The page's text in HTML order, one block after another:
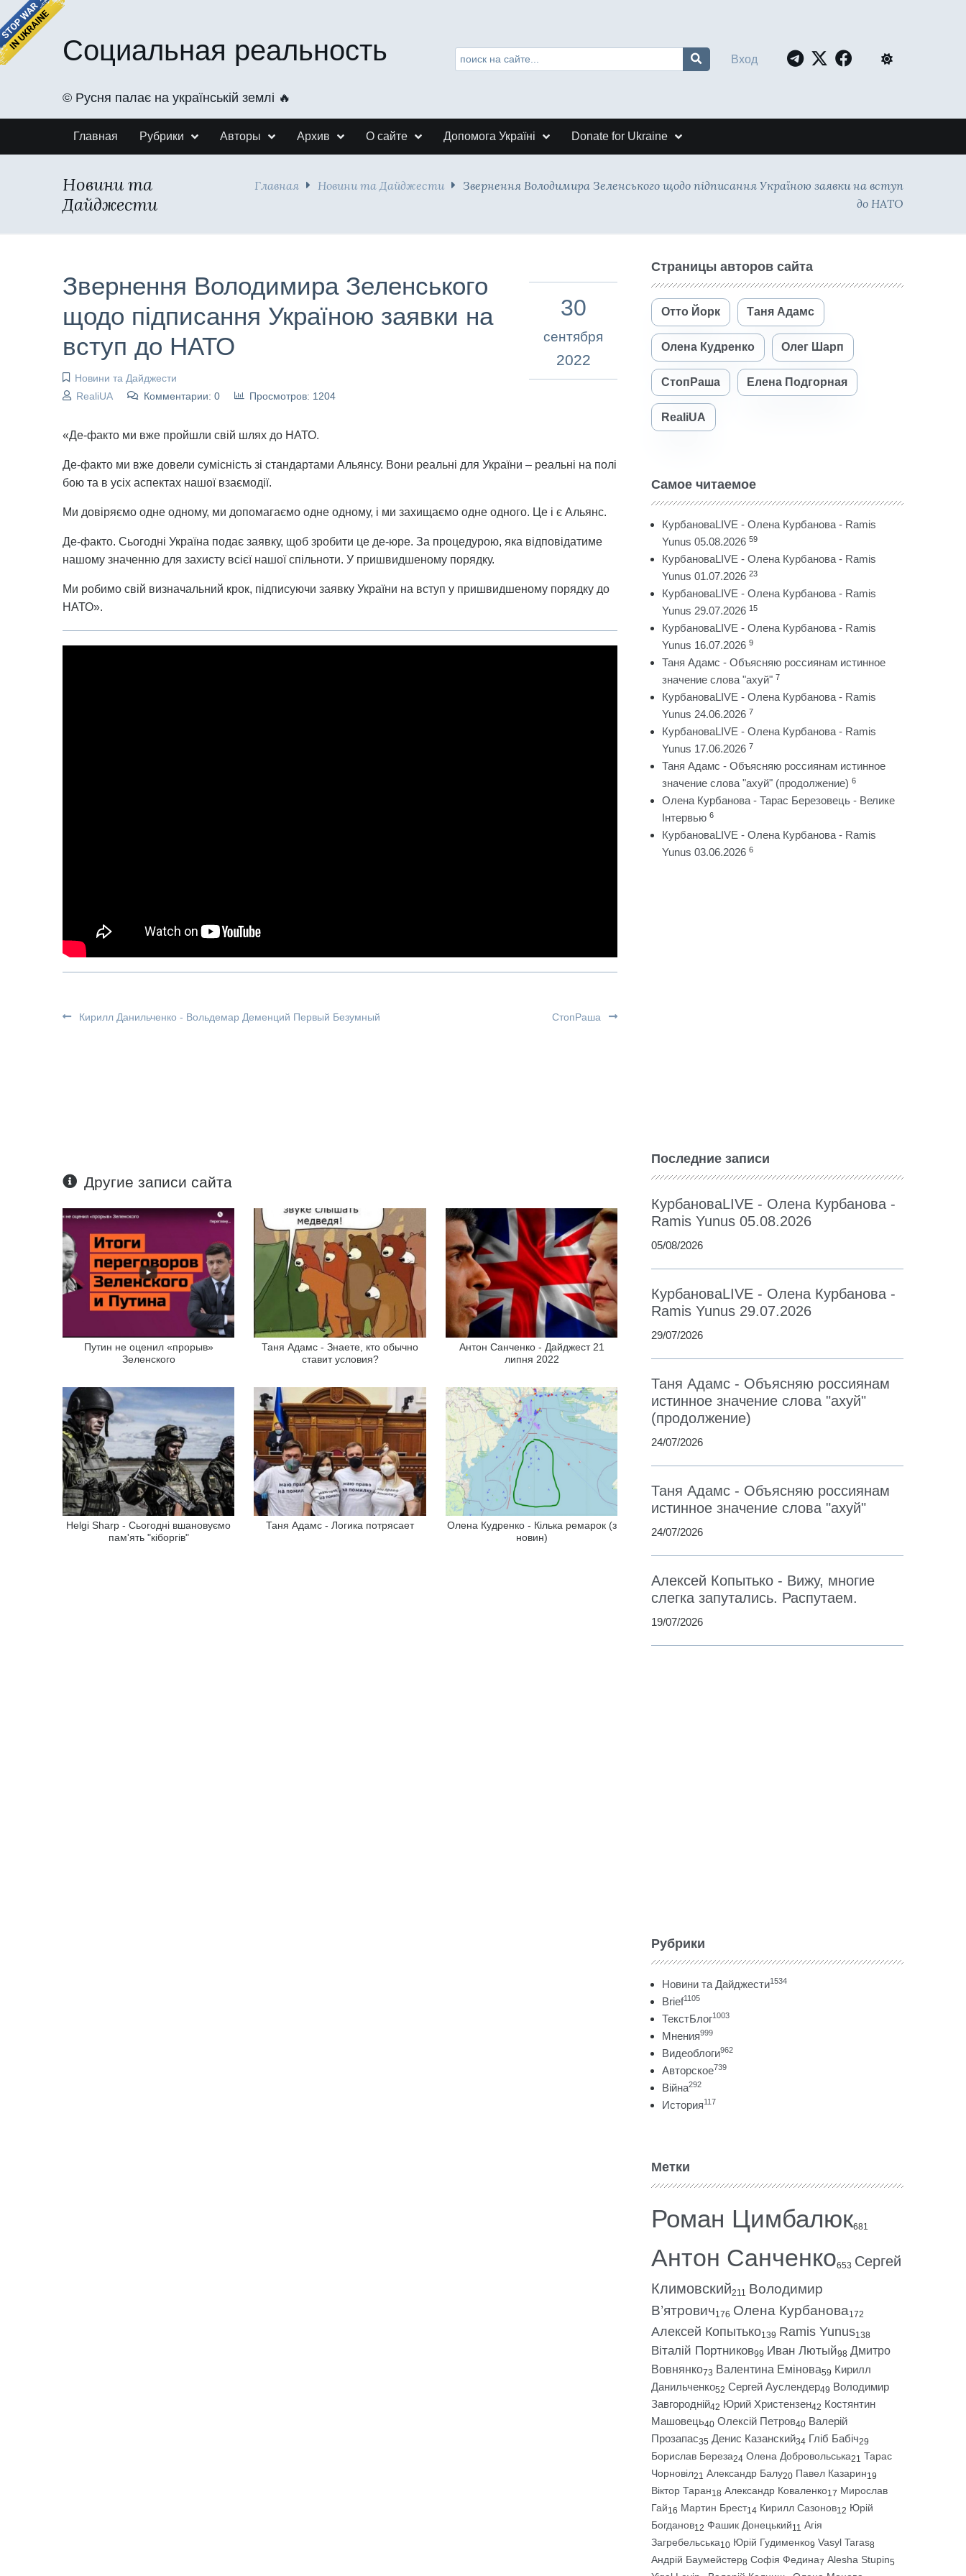
Социальная реальность
©️ Русня палає на українській землі 🔥
Вход
Главная Рубрики Авторы Архив О сайте Допомога Україні Donate for Ukraine
Новини та
Дайджести
Главная Новини та Дайджести
Звернення Володимира Зеленського щодо підписання Україною заявки на вступ
до НАТО
Звернення Володимира Зеленського
щодо підписання Україною заявки на
вступ до НАТО
Новини та Дайджести
RealiUA
Комментарии: 0 Просмотров: 1204
30
сентября
2022
«Де-факто ми вже пройшли свій шлях до НАТО.
Де-факто ми вже довели сумісність зі стандартами Альянсу. Вони реальні для України – реальні на полі
бою та в усіх аспектах нашої взаємодії.
Ми довіряємо одне одному, ми допомагаємо одне одному, і ми захищаємо одне одного. Це і є Альянс.
Де-факто. Сьогодні Україна подає заявку, щоб зробити це де-юре. За процедурою, яка відповідатиме
нашому значенню для захисту всієї нашої спільноти. У пришвидшеному порядку.
Ми робимо свій визначальний крок, підписуючи заявку України на вступ у пришвидшеному порядку до
НАТО».
Кирилл Данильченко - Вольдемар Деменций Первый Безумный СтопРаша
Другие записи сайта
Путин не оценил «прорыв»
Зеленского
Таня Адамс - Знаете, кто обычно
ставит условия?
Антон Санченко - Дайджест 21
липня 2022
Helgi Sharp - Сьогодні вшановуємо
пам'ять "кіборгів"
Таня Адамс - Логика потрясает
Олена Кудренко - Кілька ремарок (з
новин)
Страницы авторов сайта
Отто Йорк Таня Адамс
Олена Кудренко Олег Шарп
СтопРаша Елена Подгорная
RealiUA
Самое читаемое
КурбановаLIVE - Олена Курбанова - Ramis
Yunus 05.08.2026 59
КурбановаLIVE - Олена Курбанова - Ramis
Yunus 01.07.2026 23
КурбановаLIVE - Олена Курбанова - Ramis
Yunus 29.07.2026 15
КурбановаLIVE - Олена Курбанова - Ramis
Yunus 16.07.2026 9
Таня Адамс - Объясняю россиянам истинное
значение слова "ахуй" 7
КурбановаLIVE - Олена Курбанова - Ramis
Yunus 24.06.2026 7
КурбановаLIVE - Олена Курбанова - Ramis
Yunus 17.06.2026 7
Таня Адамс - Объясняю россиянам истинное
значение слова "ахуй" (продолжение) 6
Олена Курбанова - Тарас Березовець - Велике
Інтервью 6
КурбановаLIVE - Олена Курбанова - Ramis
Yunus 03.06.2026 6
Последние записи
КурбановаLIVE - Олена Курбанова -
Ramis Yunus 05.08.2026
05/08/2026
КурбановаLIVE - Олена Курбанова -
Ramis Yunus 29.07.2026
29/07/2026
Таня Адамс - Объясняю россиянам
истинное значение слова "ахуй"
(продолжение)
24/07/2026
Таня Адамс - Объясняю россиянам
истинное значение слова "ахуй"
24/07/2026
Алексей Копытько - Вижу, многие
слегка запутались. Распутаем.
19/07/2026
Рубрики
Новини та Дайджести1534
Brief1105
ТекстБлог1003
Мнения999
Видеоблоги962
Авторское739
Війна292
История117
Метки
Роман Цимбалюк681
Антон Санченко653 Сергей
Климовский211 Володимир
В’ятрович176 Олена Курбанова172
Алексей Копытько139 Ramis Yunus138
Віталій Портников99 Иван Лютый98 Дмитро
Вовнянко73 Валентина Емінова59 Кирилл
Данильченко52 Сергей Ауслендер49 Володимир
Завгородній42 Юрий Христензен42 Костянтин
Машовець40 Олексій Петров40 Валерій
Прозапас35 Денис Казанский34 Гліб Бабіч29
Борислав Береза24 Олена Добровольська21 Тарас
Чорновіл21 Александр Балу20 Павел Казарин19
Віктор Таран18 Александр Коваленко17 Мирослав
Гай16 Мартин Брест14 Кирилл Сазонов12 Юрій
Богданов12 Фашик Донецький11 Агія
Загребельська10 Юрій Гудименко9 Vasyl Taras8
Андрій Баумейстер8 Софія Федина7 Alesha Stupin5